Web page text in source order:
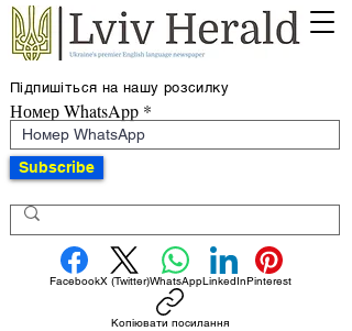
Підпишіться на нашу розсилку
Номер WhatsApp
Subscribe
FacebookX (Twitter)WhatsAppLinkedInPinterest
Копіювати посилання